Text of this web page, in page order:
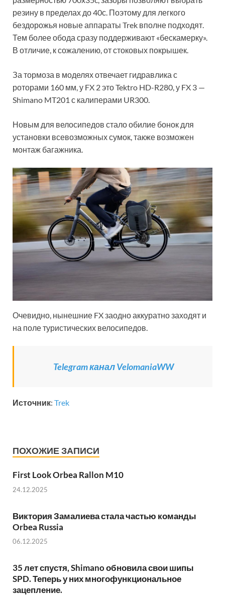
резину в пределах до 40с. Поэтому для легкого
бездорожья новые аппараты Trek вполне подходят.
Тем более обода сразу поддерживают «бескамерку».
В отличие, к сожалению, от стоковых покрышек.
За тормоза в моделях отвечает гидравлика с
роторами 160 мм, у FX 2 это Tektro HD-R280, у FX 3 —
Shimano MT201 с калиперами UR300.
Новым для велосипедов стало обилие бонок для
установки всевозможных сумок, также возможен
монтаж багажника.
Очевидно, нынешние FX заодно аккуратно заходят и
на поле туристических велосипедов.
Telegram канал VelomaniaWW
Источник: Trek
ПОХОЖИЕ ЗАПИСИ
First Look Orbea Rallon M10
24.12.2025
Виктория Замалиева стала частью команды
Orbea Russia
06.12.2025
35 лет спустя, Shimano обновила свои шипы
SPD. Теперь у них многофункциональное
зацепление.